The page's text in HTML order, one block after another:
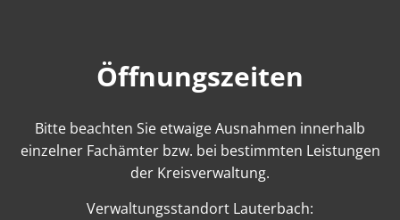
Öffnungszeiten
Bitte beachten Sie etwaige Ausnahmen innerhalb
einzelner Fachämter bzw. bei bestimmten Leistungen
der Kreisverwaltung.
Verwaltungsstandort Lauterbach: